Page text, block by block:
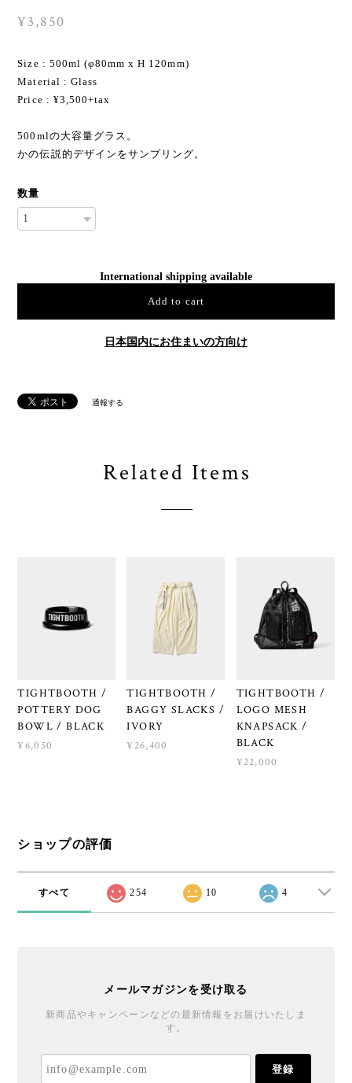
¥3,850
Size : 500ml (φ80mm x H 120mm)
Material : Glass
Price : ¥3,500+tax
500mlの大容量グラス。
かの伝説的デザインをサンプリング。
数量
International shipping available
Add to cart
日本国内にお住まいの方向け
通報する
Related Items
TIGHTBOOTH /
POTTERY DOG
BOWL / BLACK
¥6,050
TIGHTBOOTH /
BAGGY SLACKS /
IVORY
¥26,400
TIGHTBOOTH /
LOGO MESH
KNAPSACK /
BLACK
¥22,000
ショップの評価
すべて 254 10 4
メールマガジンを受け取る
新商品やキャンペーンなどの最新情報をお届けいたしま
す。
登録